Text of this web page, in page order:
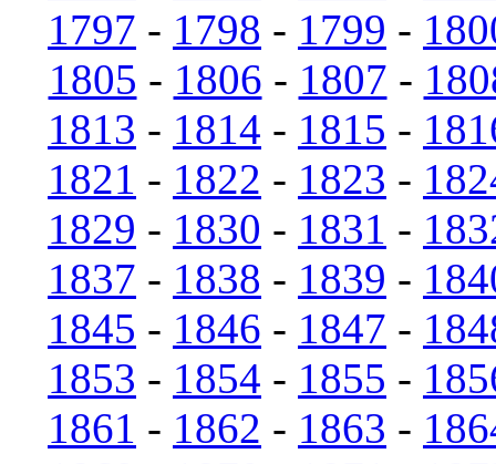
1797 - 1798 - 1799 -
1805 - 1806 - 1807 -
1813 - 1814 - 1815 -
1821 - 1822 - 1823 -
1829 - 1830 - 1831 -
1837 - 1838 - 1839 -
1845 - 1846 - 1847 -
1853 - 1854 - 1855 -
1861 - 1862 - 1863 -